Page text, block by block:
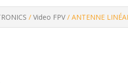
/ Video FPV / ANTENNE